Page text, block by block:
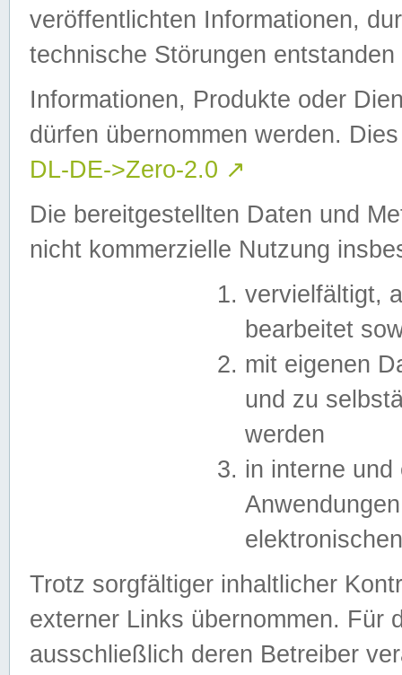
veröffentlichten Informationen,
technische Störungen
Informationen, Produkte oder
dürfen übernommen werden.
DL-DE->Zero-2.0 ↗
Die bereitgestellten Daten und
nicht kommerzielle Nutzung
vervielfältigt,
bearbeitet
mit eigenen
und zu
werden
in interne
Trotz sorgfältiger inhaltlicher
externer Links übernommen. Für
ausschließlich deren Betreiber